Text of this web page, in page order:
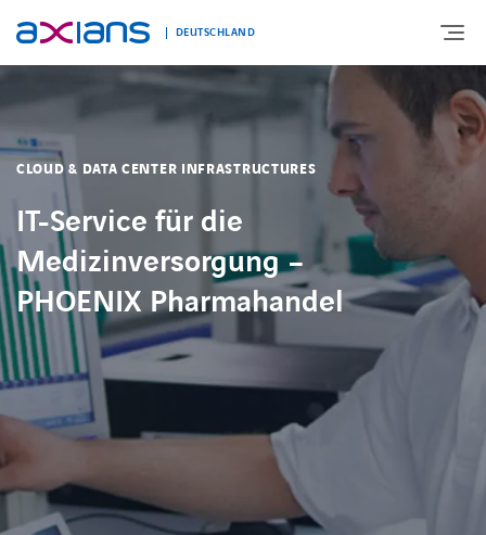
DEUTSCHLAND
ÜBER UNS
PORTFOLIO
PRODUKTE
BRANCHEN
NEWS UND INSIGHTS
REFERENZEN
CLOUD & DATA CENTER INFRASTRUCTURES
IT-Service für die
Medizinversorgung –
PHOENIX Pharmahandel